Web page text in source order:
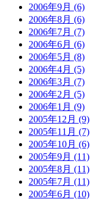
2006年9月 (6)
2006年8月 (6)
2006年7月 (7)
2006年6月 (6)
2006年5月 (8)
2006年4月 (5)
2006年3月 (7)
2006年2月 (5)
2006年1月 (9)
2005年12月 (9)
2005年11月 (7)
2005年10月 (6)
2005年9月 (11)
2005年8月 (11)
2005年7月 (11)
2005年6月 (10)